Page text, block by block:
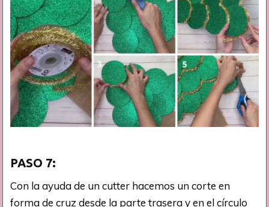
PASO 7:
Con la ayuda de un cutter hacemos un corte en
forma de cruz desde la parte trasera y en el círculo